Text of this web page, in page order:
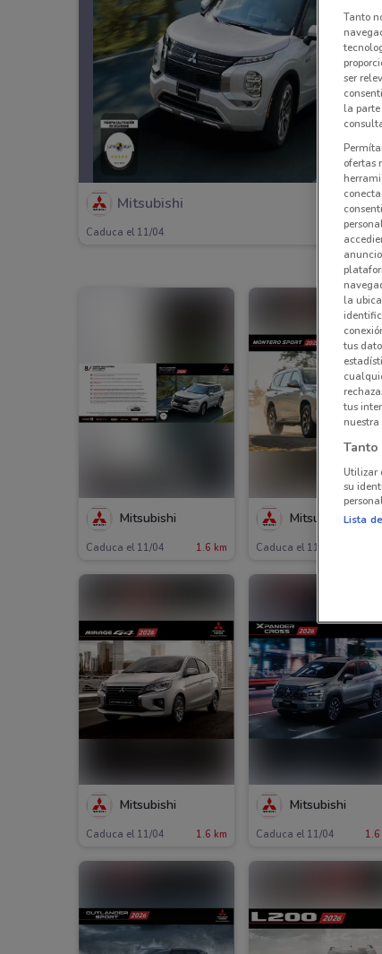
Mitsubishi
Caduca el 11/04
Mitsubishi
Caduca el 11/04 1.6 km
Mitsubishi
Caduca el 11/04
Mitsubishi
Caduca el 11/04 1.6 km
Mitsubishi
Caduca el 11/04 1.6
Tanto
ser
la parte
ofertas
la
tus
tus
nuestra
Utilizar
su
Lista